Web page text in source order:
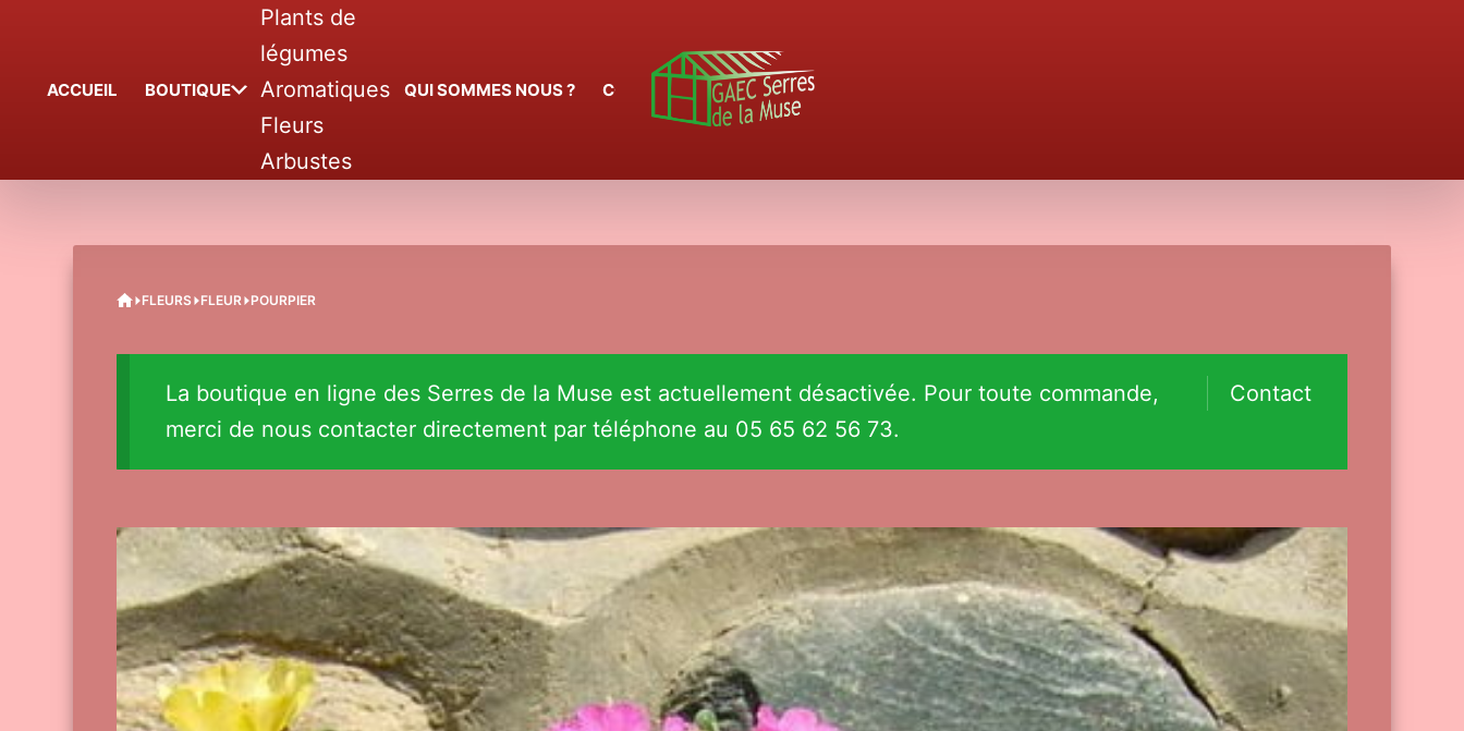
contenuACCUEIL BOUTIQUE
Plants de
légumes
Aromatiques
Fleurs
Arbustes
QUI SOMMES NOUS ? CONTACT
ACCUEIL
FLEURS FLEUR POURPIER
Contact
La boutique en ligne des Serres de la Muse est actuellement désactivée. Pour toute commande,
merci de nous contacter directement par téléphone au 05 65 62 56 73.